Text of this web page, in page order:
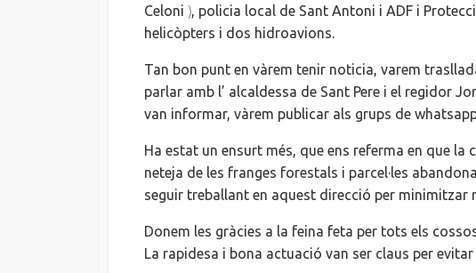
Celoni ), policia local de Sant Antoni i ADF i
helicòpters i dos hidroavions.
Tan bon punt en vàrem tenir noticia, varem
parlar amb l’ alcaldessa de Sant Pere i el regidor
van informar, vàrem publicar als grups de
Ha estat un ensurt més, que ens referma en que la
neteja de les franges forestals i parcel·les
seguir treballant en aquest direcció per minimitzar
Donem les gràcies a la feina feta per tots els
La rapidesa i bona actuació van ser claus per